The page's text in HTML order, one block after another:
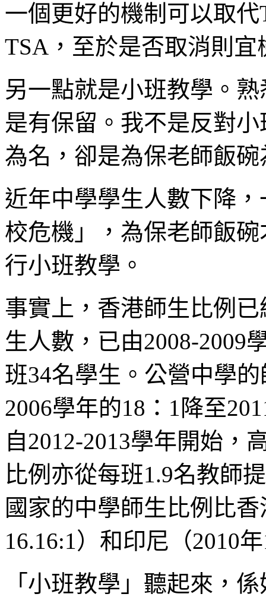
一個更好的機制可以取
TSA，至於是否取消則
另一點就是小班教學。
是有保留。我不是反對
為名，卻是為保老師飯碗
近年中學學生人數下降
校危機」，為保老師飯
行小班教學。
事實上，香港師生比例
生人數，已由2008-2009
班34名學生。公營中學
2006學年的18：1降至
自2012-2013學年開始，
比例亦從每班1.9名教師
國家的中學師生比例比
16.16:1）和印尼（2010
「小班教學」聽起來，